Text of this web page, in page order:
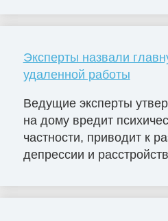
Эксперты назвали
удаленной работы
Ведущие эксперты
на дому вредит
частности, приводит к
депрессии и